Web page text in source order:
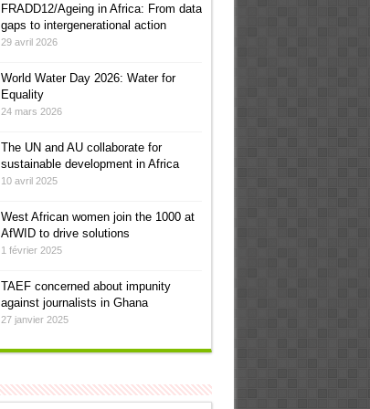
FRADD12/Ageing in Africa: From data
gaps to intergenerational action
29 avril 2026
World Water Day 2026: Water for
Equality
24 mars 2026
The UN and AU collaborate for
sustainable development in Africa
10 avril 2025
West African women join the 1000 at
AfWID to drive solutions
1 février 2025
TAEF concerned about impunity
against journalists in Ghana
27 janvier 2025